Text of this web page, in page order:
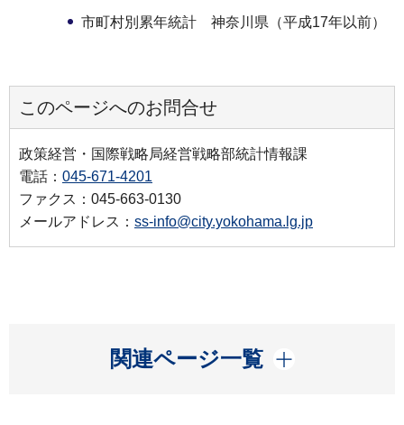
市町村別累年統計 神奈川県（平成17年以前）
このページへのお問合せ
政策経営・国際戦略局経営戦略部統計情報課
電話： 045-671-4201
ファクス：045-663-0130
メールアドレス： ss-info@city.yokohama.lg.jp
関連ページ一覧
開く